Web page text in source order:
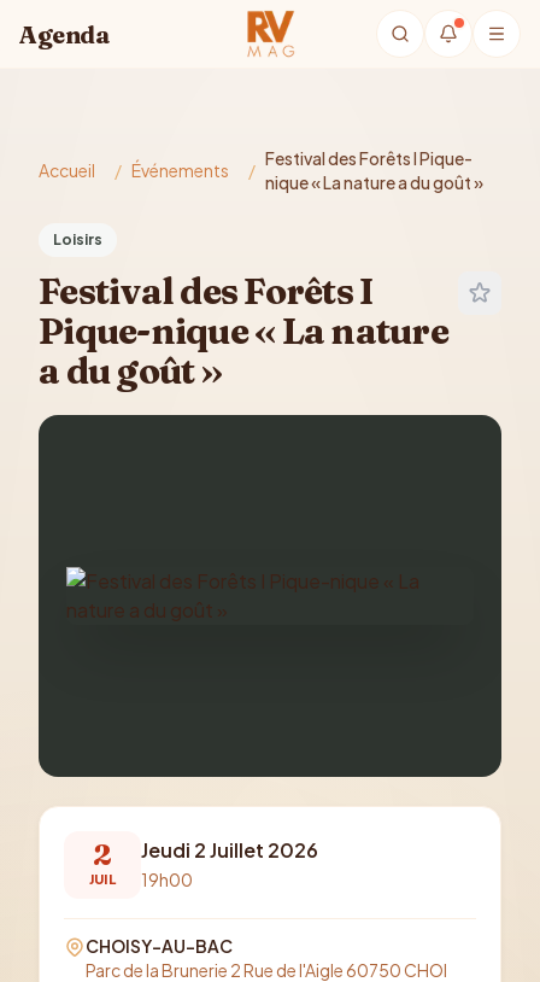
Agenda
Accueil / Événements /
Festival des Forêts I Pique-
nique « La nature a du goût »
Loisirs
Festival des Forêts I
Pique-nique « La nature
a du goût »
2
JUIL
Jeudi 2 Juillet 2026
19h00
CHOISY-AU-BAC
Parc de la Brunerie 2 Rue de l'Aigle 60750 CHOI